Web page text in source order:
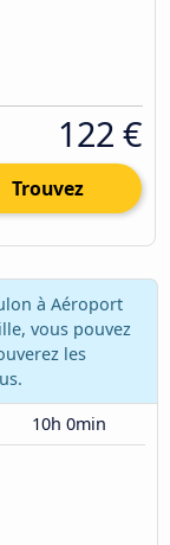
122 €
Trouvez
à Aéroport
vous pouvez
les
10h 0min